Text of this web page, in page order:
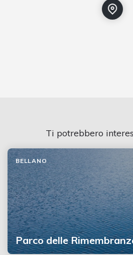
Ti potrebbero
Parco delle
BELLANO